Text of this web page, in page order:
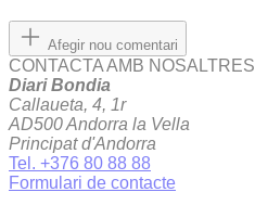
Afegir nou comentari
CONTACTA AMB NOSALTRES
Diari Bondia
Callaueta, 4, 1r
AD500 Andorra la Vella
Principat d'Andorra
Tel. +376 80 88 88
Formulari de contacte